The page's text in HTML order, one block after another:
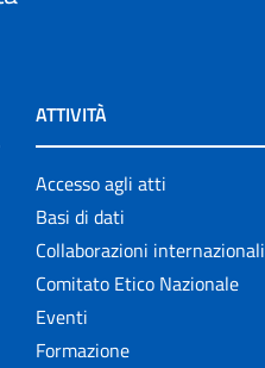
ATTIVITÀ
Accesso agli atti
Basi di dati
Collaborazioni internazionali
Comitato Etico Nazionale
Eventi
Formazione